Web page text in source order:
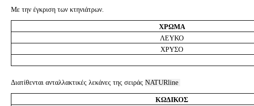
Με την έγκριση των κτηνιάτρων.
ΧΡΩΜΑ
ΛΕΥΚΟ
ΧΡΥΣΟ
Διατίθενται ανταλλακτικές λεκάνες της σειράς NATURline
ΚΩΔΙΚΟΣ